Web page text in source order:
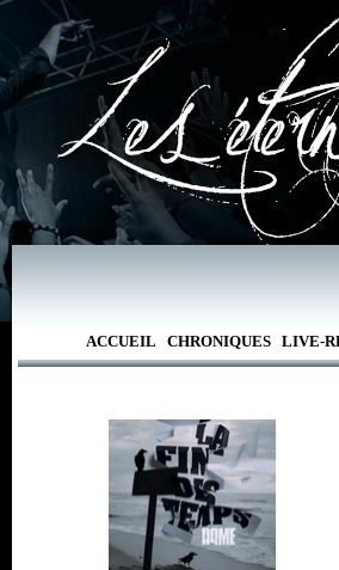
ACCUEIL CHRONIQUES LIVE-